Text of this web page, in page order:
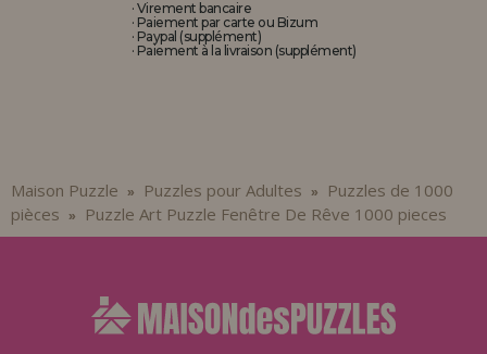
· Virement bancaire
· Paiement par carte ou Bizum
· Paypal (supplément)
· Paiement à la livraison (supplément)
Maison Puzzle » Puzzles pour Adultes »
Puzzles de 1000
pièces » Puzzle Art Puzzle Fenêtre De Rêve 1000 pieces